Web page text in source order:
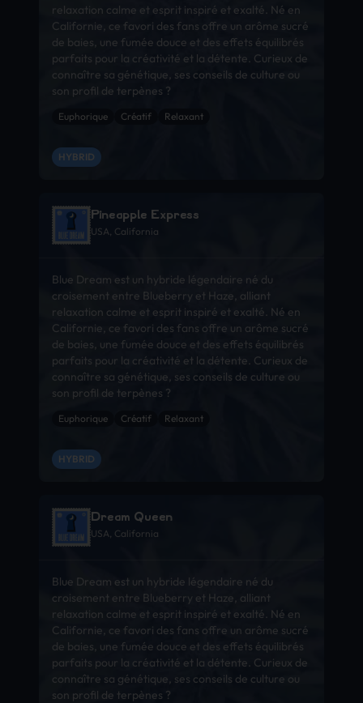
relaxation calme et esprit inspiré et exalté. Né en
Californie, ce favori des fans offre un arôme sucré
de baies, une fumée douce et des effets équilibrés
parfaits pour la créativité et la détente. Curieux de
connaître sa génétique, ses conseils de culture ou
son profil de terpènes ?
Euphorique Créatif Relaxant
HYBRID
Pineapple Express
USA, California
Blue Dream est un hybride légendaire né du
croisement entre Blueberry et Haze, alliant
relaxation calme et esprit inspiré et exalté. Né en
Californie, ce favori des fans offre un arôme sucré
de baies, une fumée douce et des effets équilibrés
parfaits pour la créativité et la détente. Curieux de
connaître sa génétique, ses conseils de culture ou
son profil de terpènes ?
Euphorique Créatif Relaxant
HYBRID
Dream Queen
USA, California
Blue Dream est un hybride légendaire né du
croisement entre Blueberry et Haze, alliant
relaxation calme et esprit inspiré et exalté. Né en
Californie, ce favori des fans offre un arôme sucré
de baies, une fumée douce et des effets équilibrés
parfaits pour la créativité et la détente. Curieux de
connaître sa génétique, ses conseils de culture ou
son profil de terpènes ?